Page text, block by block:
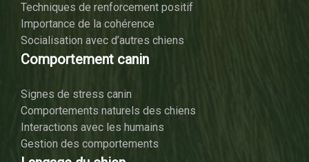
Techniques de renforcement positif
Importance de la cohérence
Socialisation avec d’autres chiens
Comportement canin
Signes de stress canin
Comportements naturels des chiens
Interactions avec les humains
Gestion des comportements